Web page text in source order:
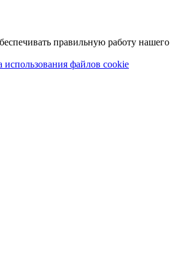
правильную работу нашего
использования файлов cookie